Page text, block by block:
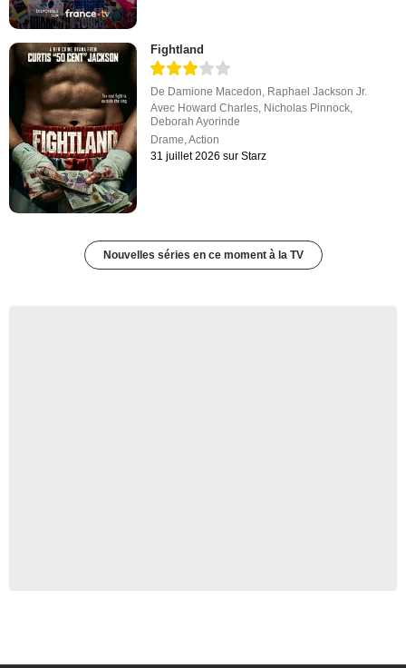
Fightland
De Damione Macedon, Raphael Jackson Jr.
Avec Howard Charles, Nicholas Pinnock,
Deborah Ayorinde
Drame,Action
31 juillet 2026 sur Starz
Nouvelles séries en ce moment à la TV